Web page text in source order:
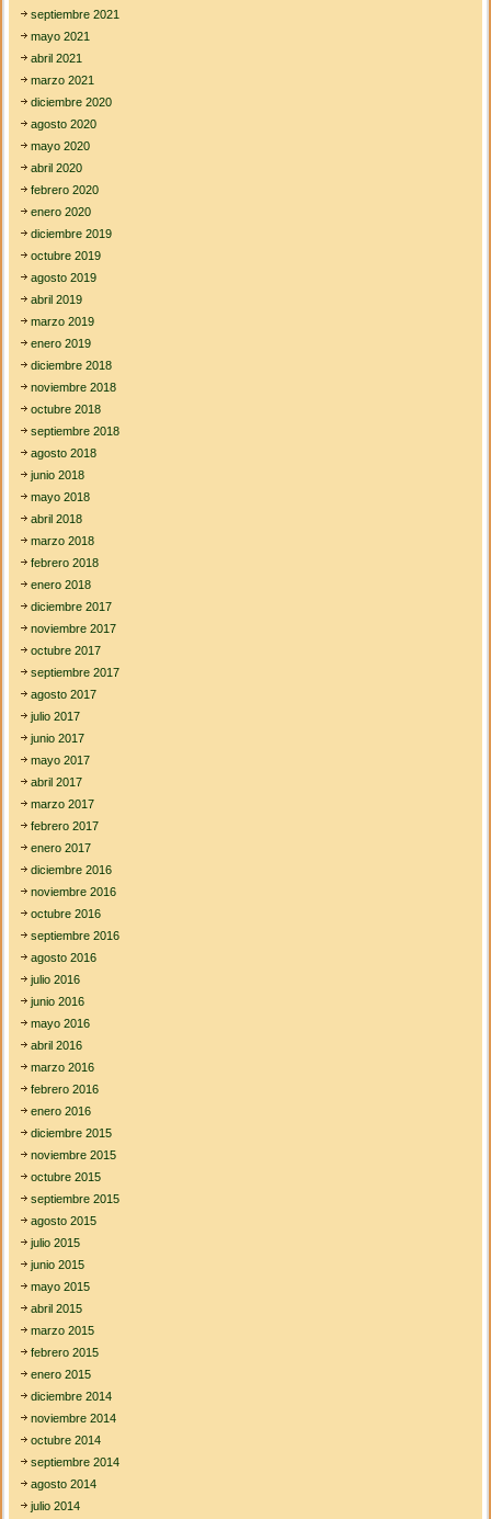
septiembre 2021
mayo 2021
abril 2021
marzo 2021
diciembre 2020
agosto 2020
mayo 2020
abril 2020
febrero 2020
enero 2020
diciembre 2019
octubre 2019
agosto 2019
abril 2019
marzo 2019
enero 2019
diciembre 2018
noviembre 2018
octubre 2018
septiembre 2018
agosto 2018
junio 2018
mayo 2018
abril 2018
marzo 2018
febrero 2018
enero 2018
diciembre 2017
noviembre 2017
octubre 2017
septiembre 2017
agosto 2017
julio 2017
junio 2017
mayo 2017
abril 2017
marzo 2017
febrero 2017
enero 2017
diciembre 2016
noviembre 2016
octubre 2016
septiembre 2016
agosto 2016
julio 2016
junio 2016
mayo 2016
abril 2016
marzo 2016
febrero 2016
enero 2016
diciembre 2015
noviembre 2015
octubre 2015
septiembre 2015
agosto 2015
julio 2015
junio 2015
mayo 2015
abril 2015
marzo 2015
febrero 2015
enero 2015
diciembre 2014
noviembre 2014
octubre 2014
septiembre 2014
agosto 2014
julio 2014